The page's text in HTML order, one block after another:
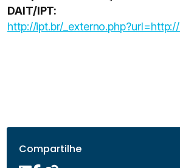
DAIT/IPT:
http://ipt.br/
Compartilhe